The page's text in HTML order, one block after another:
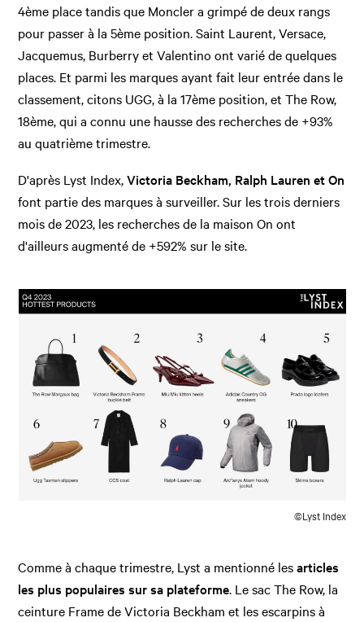
4ème place tandis que Moncler a grimpé de deux rangs
pour passer à la 5ème position. Saint Laurent, Versace,
Jacquemus, Burberry et Valentino ont varié de quelques
places. Et parmi les marques ayant fait leur entrée dans le
classement, citons UGG, à la 17ème position, et The Row,
18ème, qui a connu une hausse des recherches de +93%
au quatrième trimestre.
D'après Lyst Index,Victoria Beckham, Ralph Lauren et On
font partie des marques à surveiller. Sur les trois derniers
mois de 2023, les recherches de la maison On ont
d'ailleurs augmenté de +592% sur le site.
©Lyst Index
Comme à chaque trimestre, Lyst a mentionné lesarticles
les plus populaires sur sa plateforme. Le sac The Row, la
ceinture Frame de Victoria Beckham et les escarpins à